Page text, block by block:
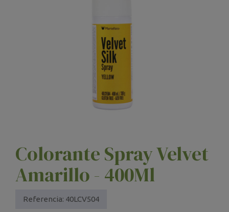
Colorante Spray Velvet
Amarillo - 400Ml
Referencia: 40LCV504